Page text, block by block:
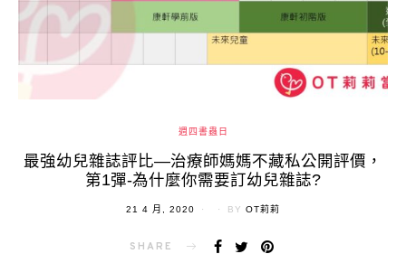
週四書蟲日
最強幼兒雜誌評比—治療師媽媽不藏私公開評價，
第1彈-為什麼你需要訂幼兒雜誌?
POSTED
21 4 月, 2020 BY OT莉莉
SHARE